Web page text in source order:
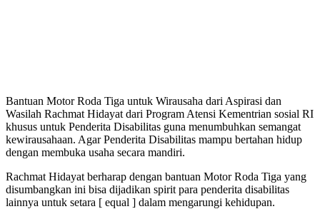
Bantuan Motor Roda Tiga untuk Wirausaha dari Aspirasi dan
Wasilah Rachmat Hidayat dari Program Atensi Kementrian sosial RI
khusus untuk Penderita Disabilitas guna menumbuhkan semangat
kewirausahaan. Agar Penderita Disabilitas mampu bertahan hidup
dengan membuka usaha secara mandiri.
Rachmat Hidayat berharap dengan bantuan Motor Roda Tiga yang
disumbangkan ini bisa dijadikan spirit para penderita disabilitas
lainnya untuk setara [ equal ] dalam mengarungi kehidupan.